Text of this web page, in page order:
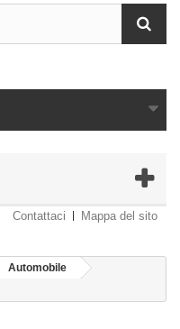
Contattaci Mappa del sito
Automobile